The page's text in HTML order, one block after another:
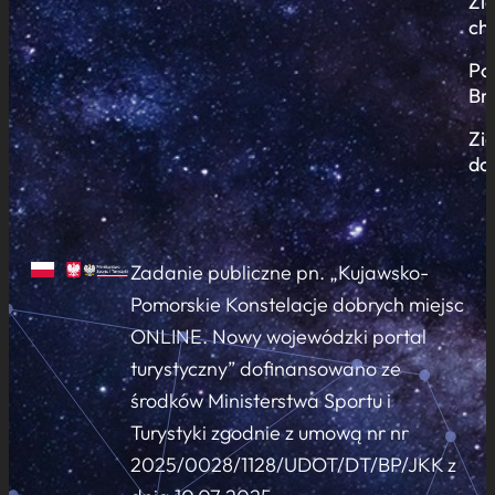
Zadanie publiczne pn. „Kujawsko-
Pomorskie Konstelacje dobrych miejsc
ONLINE. Nowy wojewódzki portal
turystyczny” dofinansowano ze
środków Ministerstwa Sportu i
Turystyki zgodnie z umową nr nr
2025/0028/1128/UDOT/DT/BP/JKK z